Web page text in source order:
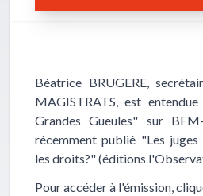
Béatrice BRUGERE,
MAGISTRATS, est
Grandes Gueules" sur
récemment publié "Les
les droits?" (éditions
Pour accéder à l'émission,